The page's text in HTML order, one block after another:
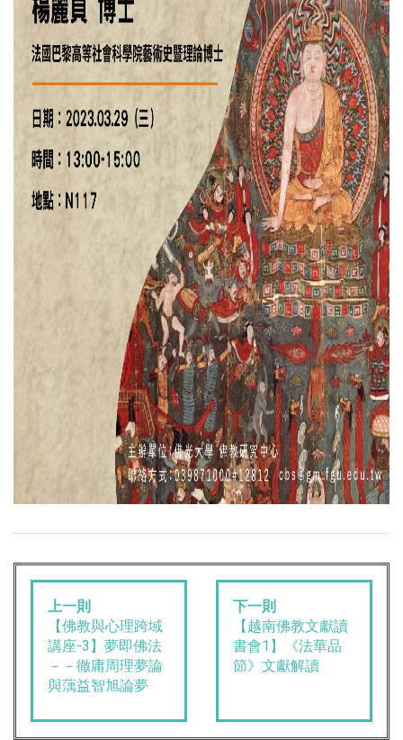
上一則
【佛教與心理跨域
講座-3】夢即佛法
－－徹庸周理夢論
與蕅益智旭論夢
下一則
【越南佛教文獻讀
書會1】《法華品
節》文獻解讀